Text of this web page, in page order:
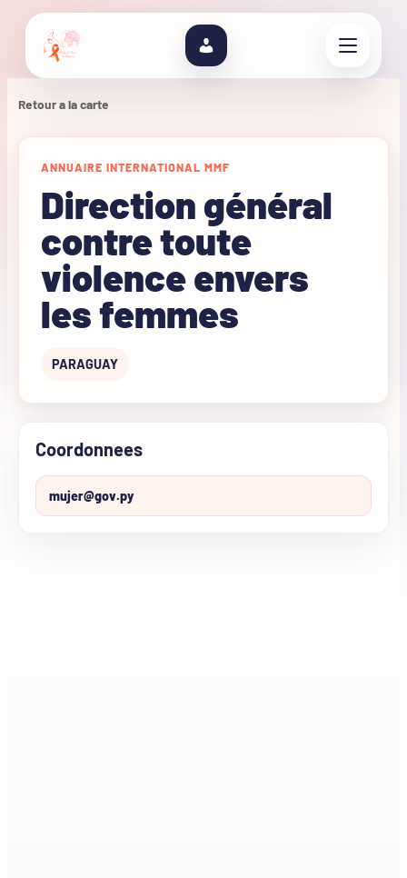
Retour a la carte
ANNUAIRE INTERNATIONAL MMF
Direction général
contre toute
violence envers
les femmes
PARAGUAY
Coordonnees
mujer@gov.py